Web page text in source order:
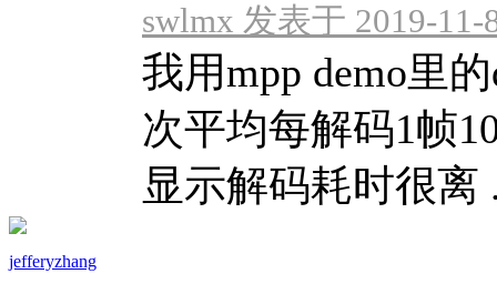
jefferyzhang
swlmx 发表于 2019-11-
我用mpp demo里
次平均每解码1帧
显示解码耗时很离